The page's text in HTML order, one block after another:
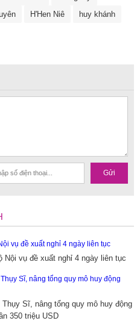
H'Hen Niê
huy khánh
Gửi
Nội vụ đề xuất nghỉ 4 ngày liên tục
Sĩ, nâng tổng quy mô huy động
350 triệu USD